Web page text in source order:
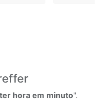
hora em minuto".